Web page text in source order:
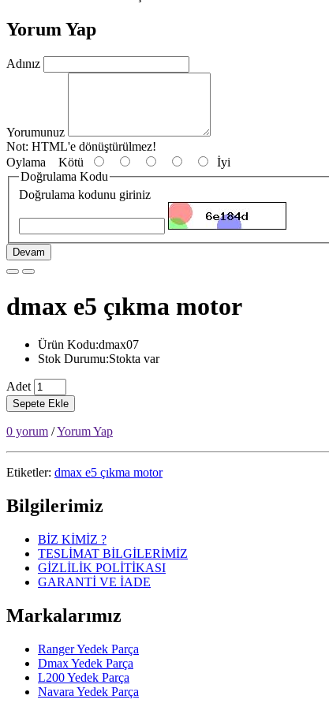
Yorum Yap
Adınız
Yorumunuz
Not: HTML'e dönüştürülmez!
Oylama Kötü
İyi
Doğrulama Kodu
Doğrulama kodunu giriniz
Devam
dmax e5 çıkma motor
Ürün Kodu:dmax07
Stok Durumu:Stokta var
Adet
Sepete Ekle
0 yorum /Yorum Yap
Etiketler: dmax e5 çıkma motor
Bilgilerimiz
BİZ KİMİZ ?
TESLİMAT BİLGİLERİMİZ
GİZLİLİK POLİTİKASI
GARANTİ VE İADE
Markalarımız
Ranger Yedek Parça
Dmax Yedek Parça
L200 Yedek Parça
Navara Yedek Parça